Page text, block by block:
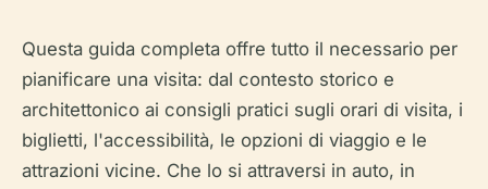
Questa guida completa offre tutto il necessario per
pianificare una visita: dal contesto storico e
architettonico ai consigli pratici sugli orari di visita, i
biglietti, l'accessibilità, le opzioni di viaggio e le
attrazioni vicine. Che lo si attraversi in auto, in